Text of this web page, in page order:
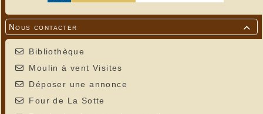

Nous contacter
Bibliothèque
Moulin à vent Visites
Déposer une annonce
Four de La Sotte